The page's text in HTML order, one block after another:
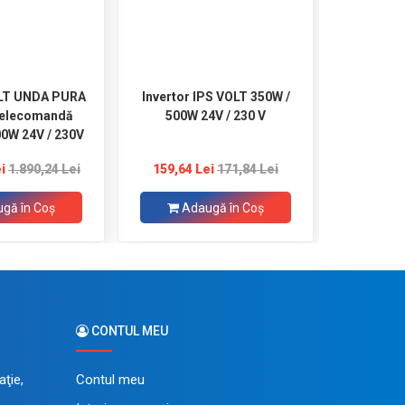
UNDA PURA
24V / 230V
1.890,24 Lei
în Coş
Invertor IPS VOLT 350W /
500W 24V / 230 V
159,64 Lei171,84 Lei
Adaugă în Coş
CONTUL MEU
Contul meu